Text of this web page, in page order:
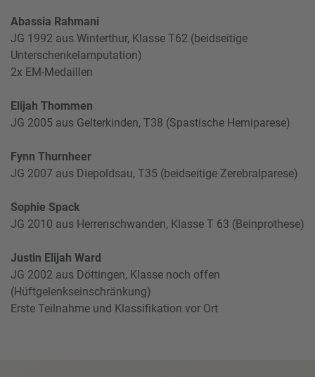
Abassia Rahmani
JG 1992 aus Winterthur, Klasse T62 (beidseitige
Unterschenkelamputation)
2x EM-Medaillen
Elijah Thommen
JG 2005 aus Gelterkinden, T38 (Spastische Hemiparese)
Fynn Thurnheer
JG 2007 aus Diepoldsau, T35 (beidseitige Zerebralparese)
Sophie Spack
JG 2010 aus Herrenschwanden, Klasse T 63 (Beinprothese)
Justin Elijah Ward
JG 2002 aus Döttingen, Klasse noch offen
(Hüftgelenkseinschränkung)
Erste Teilnahme und Klassifikation vor Ort